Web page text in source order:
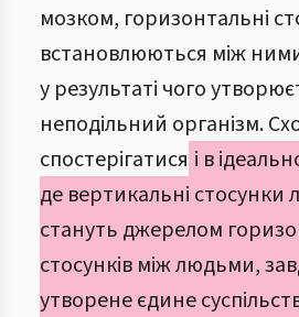
мозком, горизонтальні
встановлюються між
у результаті чого
неподільний організм.
спостерігатися і в
де вертикальні
стануть джерелом
стосунків між людьми,
утворене єдине